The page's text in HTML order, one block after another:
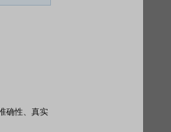
确性、真实